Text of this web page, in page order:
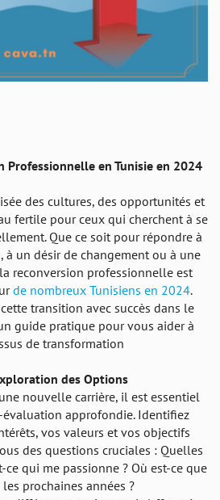
Professionnelle en Tunisie en 2024
des cultures, des opportunités et
fertile pour ceux qui cherchent à se
Que ce soit pour répondre à
à un désir de changement ou à une
reconversion professionnelle est
de nombreux Tunisiens en 2024.
transition avec succès dans le
guide pratique pour vous aider à
de transformation
des Options
nouvelle carrière, il est essentiel
approfondie. Identifiez
vos valeurs et vos objectifs
des questions cruciales : Quelles
ce qui me passionne ? Où est-ce que
prochaines années ?